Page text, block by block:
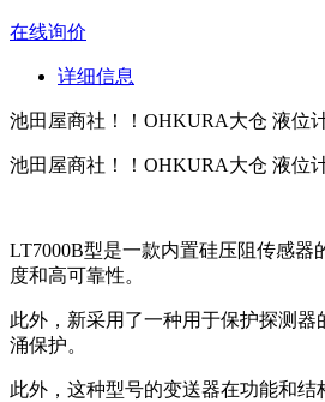
在线询价
详细信息
池田屋商社！！OHKURA大仓 液位
池田屋商社！！OHKURA大仓 液位
LT7000B型是一款内置硅压阻传感器
度和高可靠性。
此外，新采用了一种用于保护探测器
涌保护。
此外，这种型号的变送器在功能和结